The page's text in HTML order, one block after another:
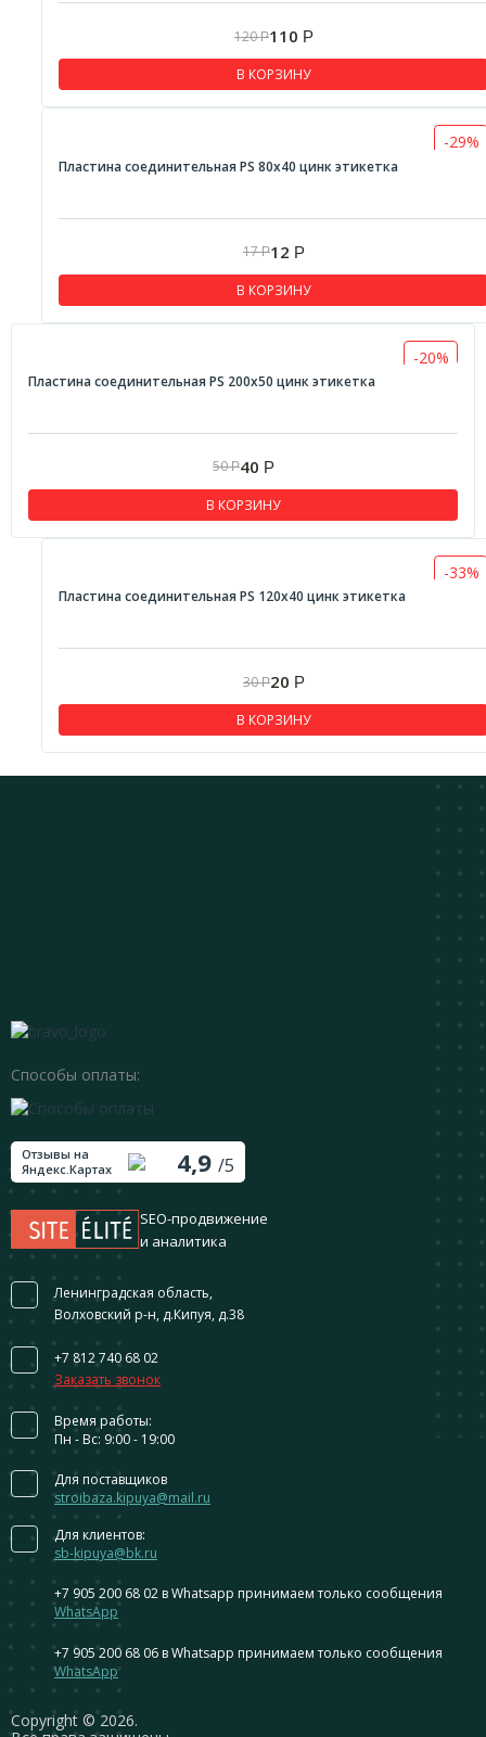
120Р110 Р
В КОРЗИНУ
-29%
Пластина соединительная PS 80х40 цинк этикетка
17Р12 Р
В КОРЗИНУ
-20%
Пластина соединительная PS 200х50 цинк этикетка
50Р40 Р
В КОРЗИНУ
-33%
Пластина соединительная PS 120х40 цинк этикетка
30Р20 Р
В КОРЗИНУ
Сopyright © 2026.
Способы оплаты:
Отзывы на
Яндекс.Картах
4,9 /5
SEO-продвижение
и аналитика
Ленинградская область,
Волховский р-н, д.Кипуя, д.38
+7 812 740 68 02
Заказать звонок
Время работы:
Пн - Вс: 9:00 - 19:00
Для поставщиков
stroibaza.kipuya@mail.ru
Для клиентов:
sb-kipuya@bk.ru
+7 905 200 68 02 в Whatsapp принимаем только сообщения
WhatsApp
+7 905 200 68 06 в Whatsapp принимаем только сообщения
WhatsApp